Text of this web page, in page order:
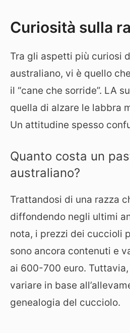
Curiosità sulla
Tra gli aspetti più curiosi
australiano, vi è quello
il “cane che sorride”. LA
quella di alzare le labbra
Un attitudine spesso
Quanto costa un
australiano?
Trattandosi di una razza
diffondendo negli ultimi
nota, i prezzi dei cuccioli
sono ancora contenuti e
ai 600-700 euro.
variare in base
genealogia del cucciolo.